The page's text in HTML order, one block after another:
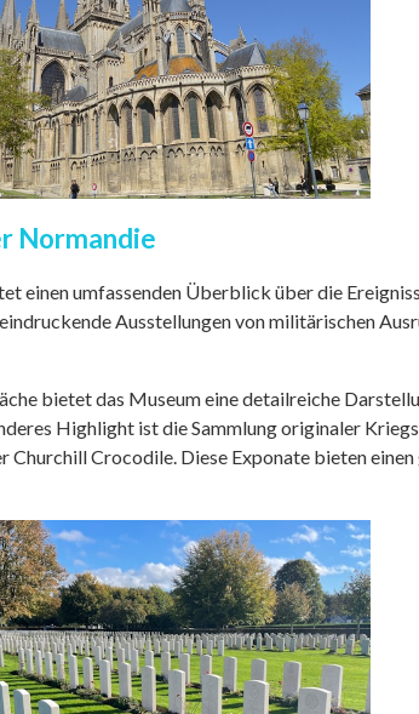
Normandie
einen umfassenden Überblick über die
Ausstellungen von militärischen
bietet das Museum eine detailreiche
Highlight ist die Sammlung originaler
Churchill Crocodile. Diese Exponate bieten